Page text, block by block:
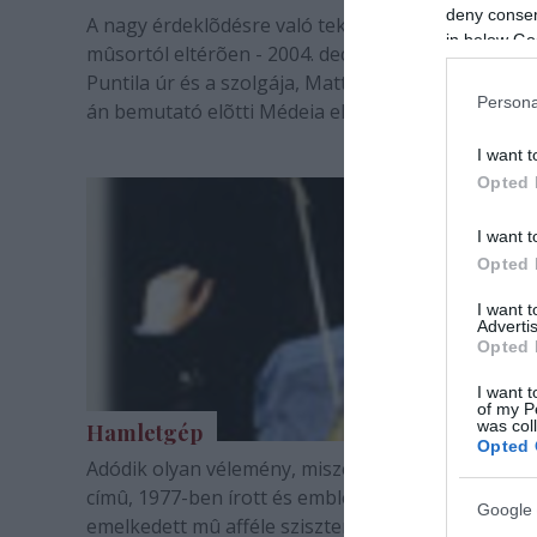
deny
in below
I want
Opted
I want
Opted
I want
Opted
I want
of my
was
Opted
Google
A nagy érdeklõdésre való tekintettel - a kiadott
mûsortól eltérõen - 2004. december 15-én is lesz
Puntila úr és a szolgája, Matti. December 17-én és
án bemutató elõtti Médeia elõadások lesznek. A
szóló jegyek december 6-ra, hétfõre érvényesek,…
Hamletgép
Adódik olyan vélemény, miszerint Die
címû, 1977-ben írott és emblematikus érvényre
emelkedett mû afféle szisztematikus színházi